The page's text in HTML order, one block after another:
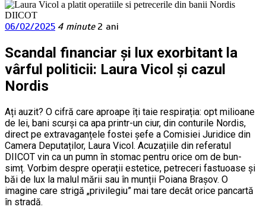
06/02/2025 4 minute 2 ani
Scandal financiar și lux exorbitant la
vârful politicii: Laura Vicol și cazul
Nordis
Ați auzit? O cifră care aproape îți taie respirația: opt milioane
de lei, bani scurși ca apa printr-un ciur, din conturile Nordis,
direct pe extravaganțele fostei șefe a Comisiei Juridice din
Camera Deputaților, Laura Vicol. Acuzațiile din referatul
DIICOT vin ca un pumn în stomac pentru orice om de bun-
simț. Vorbim despre operații estetice, petreceri fastuoase și
băi de lux la malul mării sau în munții Poiana Brașov. O
imagine care strigă „privilegiu” mai tare decât orice pancartă
în stradă.